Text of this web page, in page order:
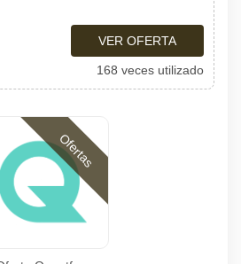
VER OFERTA
168 veces utilizado
Ofertas